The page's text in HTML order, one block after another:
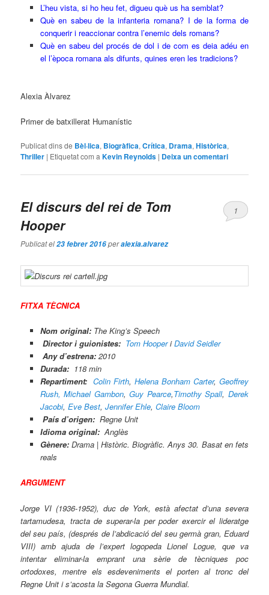
L’heu vista, si ho heu fet, digueu què us ha semblat?
Què en sabeu de la infanteria romana? I de la forma de
conquerir i reaccionar contra l’enemic dels romans?
Què en sabeu del procés de dol i de com es deia adéu en
el l’època romana als difunts, quines eren les tradicions?
Alexia Àlvarez
Primer de batxillerat Humanístic
Publicat dins de Bèl·lica, Biogràfica,Crítica, Drama,Històrica,
Thriller | Etiquetat com a Kevin Reynolds | Deixa un comentari
El discurs del reide Tom
Hooper
Publicat el23 febrer 2016peralexia.alvarez
1
FITXA TÈCNICA
Nom original: The King’s Speech
Director i guionistes: Tom HooperiDavid Seidler
Any d’estrena: 2010
Durada: 118 min
Repartiment: Colin Firth, Helena Bonham Carter, Geoffrey
Rush, Michael Gambon,Guy Pearce,Timothy Spall,Derek
Jacobi, Eve Best, Jennifer Ehle, Claire Bloom
País d’origen: Regne Unit
Idioma original:Anglès
Gènere: Drama | Històric. Biogràfic. Anys 30. Basat en fets
reals
ARGUMENT
Jorge VI (1936-1952), duc de York, està afectat d’una severa
tartamudesa, tracta de superar-la per poder exercir el lideratge
del seu país, (després de l’abdicació del seu germà gran, Eduard
VIII) amb ajuda de l’expert logopeda Lionel Logue, que va
intentar eliminar-la emprant una sèrie de tècniques poc
ortodoxes, mentre els esdeveniments el porten al tronc del
Regne Unit i s’acosta la Segona Guerra Mundial.